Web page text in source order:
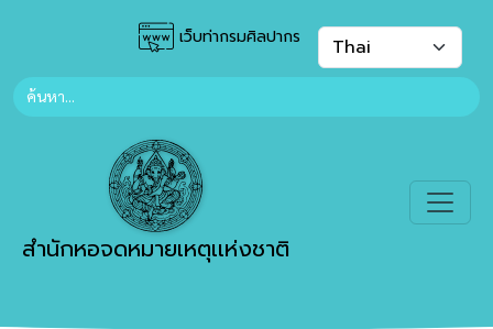
เว็บท่ากรมศิลปากร
สำนักหอจดหมายเหตุเเห่งชาติ